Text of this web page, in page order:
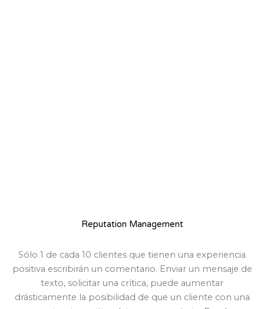
Reputation Management
Sólo 1 de cada 10 clientes que tienen una experiencia
positiva escribirán un comentario. Enviar un mensaje de
texto, solicitar una crítica, puede aumentar
drásticamente la posibilidad de que un cliente con una